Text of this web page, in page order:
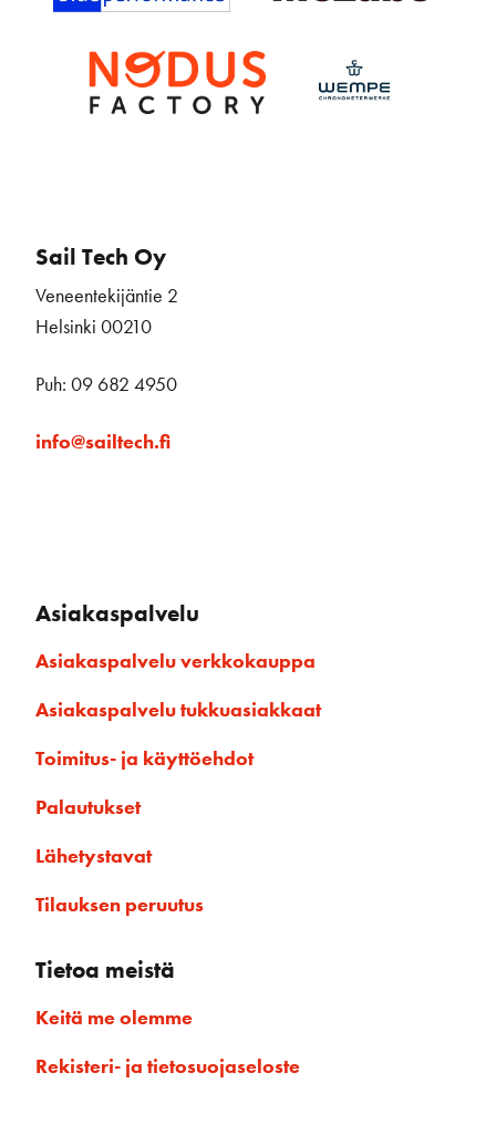
Sail Tech Oy
Veneentekijäntie 2
Helsinki 00210
Puh: 09 682 4950
info@sailtech.fi
Asiakaspalvelu
Asiakaspalvelu verkkokauppa
Asiakaspalvelu tukkuasiakkaat
Toimitus- ja käyttöehdot
Palautukset
Lähetystavat
Tilauksen peruutus
Tietoa meistä
Keitä me olemme
Rekisteri- ja tietosuojaseloste